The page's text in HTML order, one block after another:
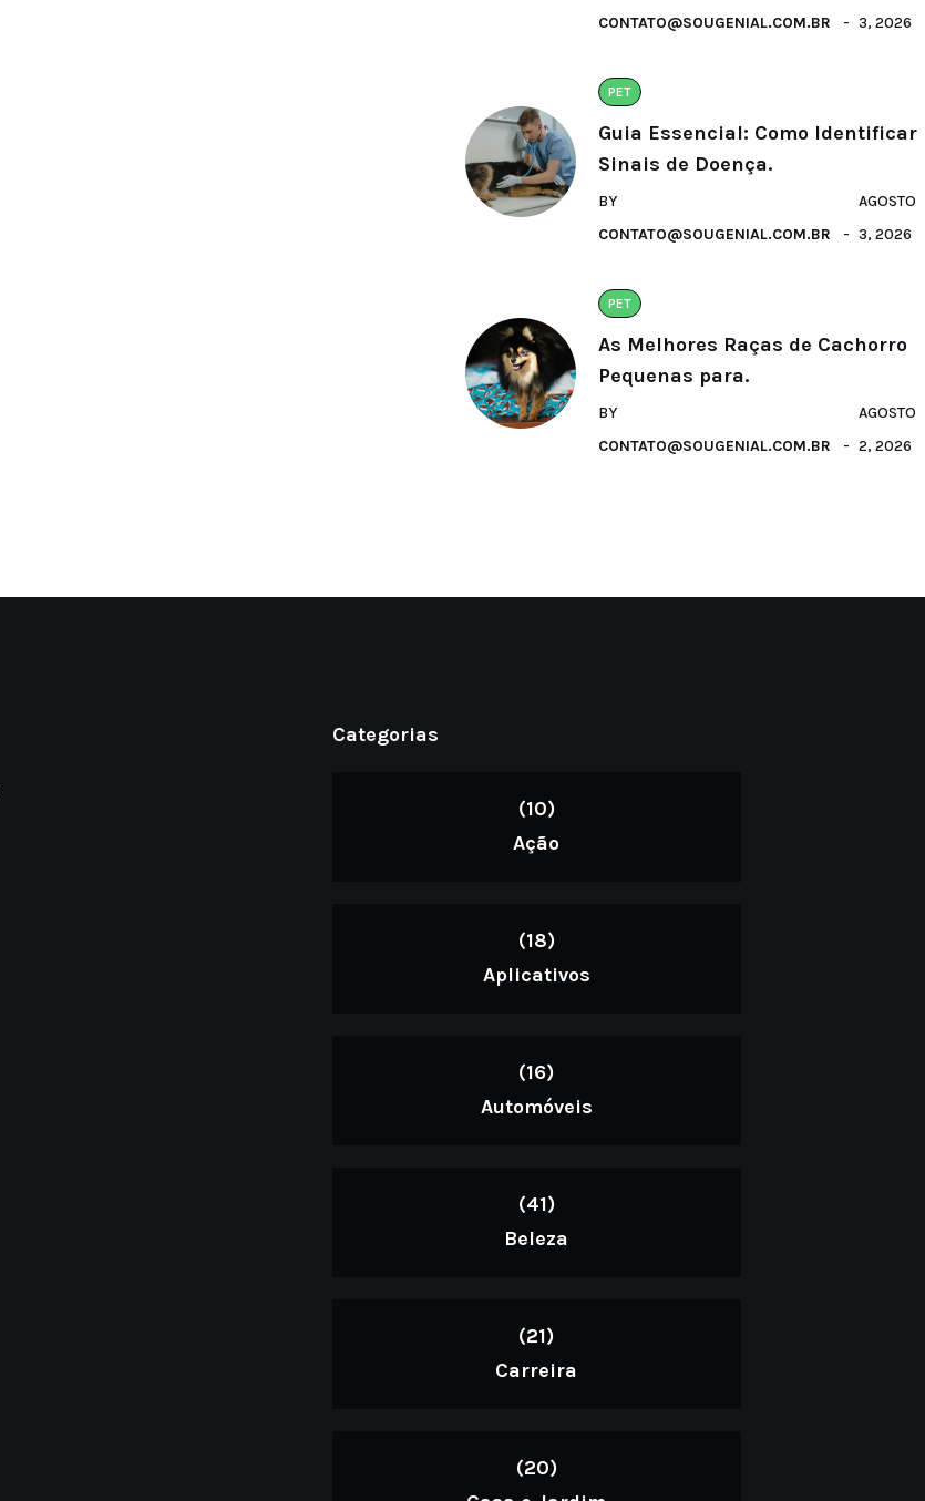
CONTATO@SOUGENIAL.COM.BR
3, 2026
PET
Guia Essencial: Como Identificar
Sinais de Doença.
BY
CONTATO@SOUGENIAL.COM.BR
AGOSTO
3, 2026
PET
As Melhores Raças de Cachorro
Pequenas para.
BY
CONTATO@SOUGENIAL.COM.BR
AGOSTO
2, 2026
Categorias
(10)
Ação
(18)
Aplicativos
(16)
Automóveis
(41)
Beleza
(21)
Carreira
(20)